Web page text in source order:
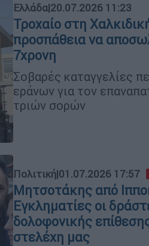
Ελλάδα|20.07.2026 11:23
Τροχαίο στη
προσπάθεια να
7χρονη
Σοβαρές καταγγελίες
εράνων για τον
τριών σορών
Πολιτική|01.07.2026 17:57
Μητσοτάκης από
Εγκληματίες οι
δολοφονικής
στελέχη μας